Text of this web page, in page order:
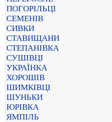
ПОГОРІЛЬЦІ
СЕМЕНІВ
СИВКИ
СТАВИЩАНИ
СТЕПАНІВКА
СУШІВЦІ
УКРАЇНКА
ХОРОШІВ
ШИМКІВЦІ
ШУНЬКИ
ЮРІВКА
ЯМПІЛЬ